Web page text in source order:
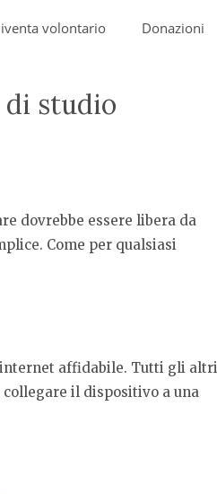
volontario Donazioni
di studio
dovrebbe essere libera da
Come per qualsiasi
internet affidabile. Tutti gli altri
il dispositivo a una